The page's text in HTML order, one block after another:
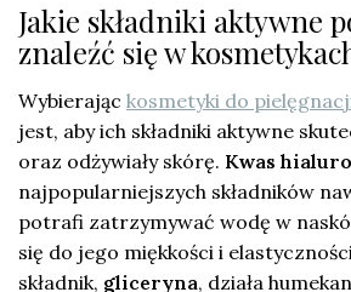
Jakie składniki aktywne
znaleźć się w
Wybierając kosmetyki do
jest, aby ich składniki aktywne
oraz odżywiały skórę. Kwas
najpopularniejszych składników
potrafi zatrzymywać wodę w
się do jego miękkości i
składnik, gliceryna, działa